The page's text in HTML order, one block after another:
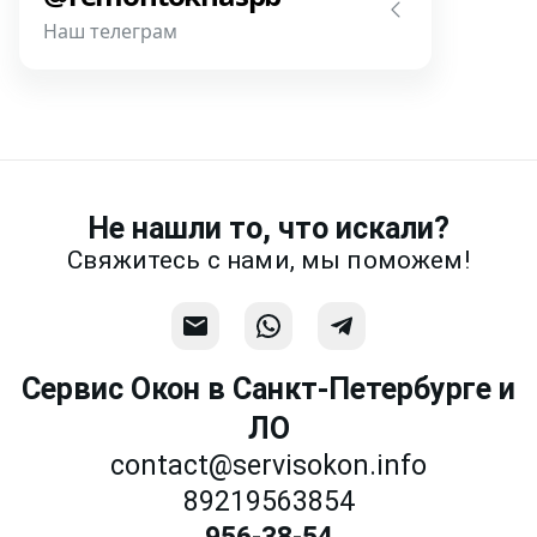
Наш телеграм
Связаться
Не нашли то, что искали?
Свяжитесь с нами, мы поможем!
Сервис Окон в Санкт-Петербурге и
ЛО
contact@servisokon.info
89219563854